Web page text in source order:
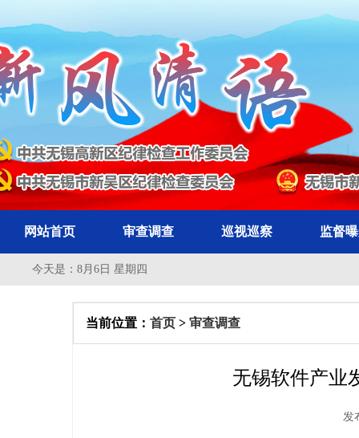
网站首页 审查调查 巡视巡察 监督
今天是： 8月6日 星期四
当前位置： 首页 > 审查调查
无锡软件产业
发